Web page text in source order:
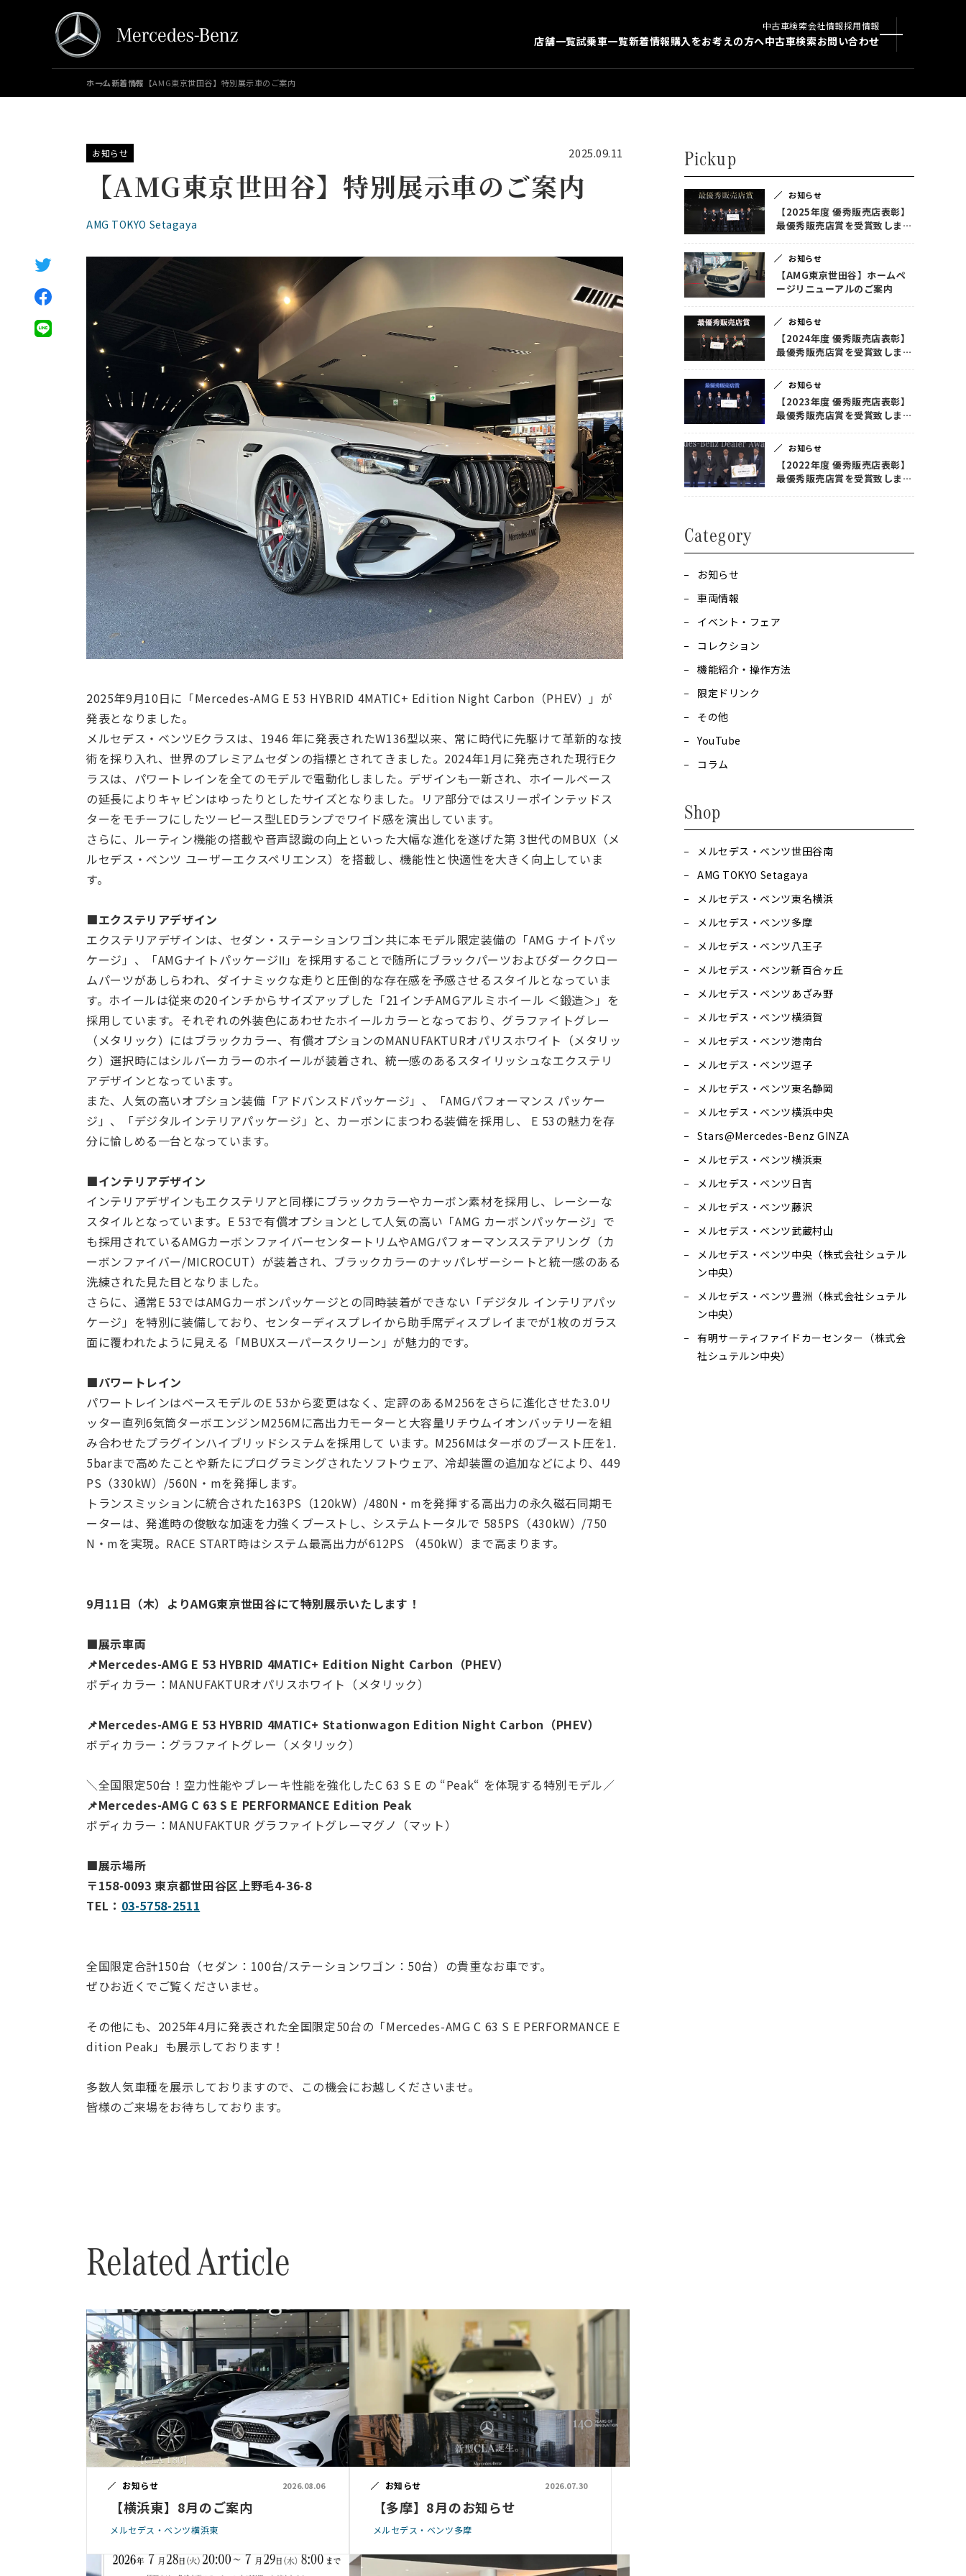
中古車検索会社情報採用情報
店舗一覧試乗車一覧新着情報購入をお考えの方へ中古車検索お問い合わせ
ホーム新着情報 【AMG東京世田谷】特別展示車のご案内
お知らせ 2025.09.11
【AMG東京世田谷】特別展示車のご案内
AMG TOKYO Setagaya
2025年9月10日に「Mercedes-AMG E 53 HYBRID 4MATIC+ Edition Night Carbon（PHEV）」が
発表となりました。
メルセデス・ベンツEクラスは、1946 年に発表されたW136型以来、常に時代に先駆けて革新的な技
術を採り入れ、世界のプレミアムセダンの指標とされてきました。2024年1月に発売された現行Eク
ラスは、パワートレインを全てのモデルで電動化しました。デザインも一新され、ホイールベース
の延長によりキャビンはゆったりとしたサイズとなりました。リア部分ではスリーポインテッドス
ターをモチーフにしたツーピース型LEDランプでワイド感を演出しています。
さらに、ルーティン機能の搭載や音声認識の向上といった大幅な進化を遂げた第 3世代のMBUX（メ
ルセデス・ベンツ ユーザーエクスペリエンス）を搭載し、機能性と快適性を大きく向上していま
す。
■エクステリアデザイン
エクステリアデザインは、セダン・ステーションワゴン共に本モデル限定装備の「AMG ナイトパッ
ケージ」、「AMGナイトパッケージⅡ」を採用することで随所にブラックパーツおよびダーククロー
ムパーツがあしらわれ、ダイナミックな走りと圧倒的な存在感を予感させるスタイルとなっていま
す。ホイールは従来の20インチからサイズアップした「21インチAMGアルミホイール ＜鍛造＞」を
採用しています。それぞれの外装色にあわせたホイールカラーとなっており、グラファイトグレー
（メタリック）にはブラックカラー、有償オプションのMANUFAKTURオパリスホワイト（メタリッ
ク）選択時にはシルバーカラーのホイールが装着され、統一感のあるスタイリッシュなエクステリ
アデザインとなっています。
また、人気の高いオプション装備「アドバンスドパッケージ」、「AMGパフォーマンス パッケー
ジ」、「デジタルインテリアパッケージ」と、カーボンにまつわる装備を採用し、 E 53の魅力を存
分に愉しめる一台となっています。
■インテリアデザイン
インテリアデザインもエクステリアと同様にブラックカラーやカーボン素材を採用し、レーシーな
スタイルとなっています。E 53で有償オプションとして人気の高い「AMG カーボンパッケージ」で
も採用されているAMGカーボンファイバーセンタートリムやAMGパフォーマンスステアリング（カ
ーボンファイバー/MICROCUT）が装着され、ブラックカラーのナッパレザーシートと統一感のある
洗練された見た目となりました。
さらに、通常E 53ではAMGカーボンパッケージとの同時装着ができない「デジタル インテリアパッ
ケージ」を特別に装備しており、センターディスプレイから助手席ディスプレイまでが1枚のガラス
面に覆われたように見える「MBUXスーパースクリーン」が魅力的です。
■パワートレイン
パワートレインはベースモデルのE 53から変更はなく、定評のあるM256をさらに進化させた3.0リ
ッター直列6気筒ターボエンジンM256Mに高出力モーターと大容量リチウムイオンバッテリーを組
み合わせたプラグインハイブリッドシステムを採用して います。M256Mはターボのブースト圧を1.
5barまで高めたことや新たにプログラミングされたソフトウェア、冷却装置の追加などにより、449
PS（330kW）/560N・mを発揮します。
トランスミッションに統合された163PS（120kW）/480N・mを発揮する高出力の永久磁石同期モ
ーターは、発進時の俊敏な加速を力強くブーストし、システムトータルで 585PS（430kW）/750
N・mを実現。RACE START時はシステム最高出力が612PS （450kW）まで高まります。
9月11日（木）よりAMG東京世田谷にて特別展示いたします！
■展示車両
📌Mercedes-AMG E 53 HYBRID 4MATIC+ Edition Night Carbon（PHEV）
ボディカラー：MANUFAKTURオパリスホワイト（メタリック）
📌Mercedes-AMG E 53 HYBRID 4MATIC+ Stationwagon Edition Night Carbon（PHEV）
ボディカラー：グラファイトグレー（メタリック）
＼全国限定50台！空力性能やブレーキ性能を強化したC 63 S E の “Peak“ を体現する特別モデル／
📌Mercedes-AMG C 63 S E PERFORMANCE Edition Peak
ボディカラー：MANUFAKTUR グラファイトグレーマグノ（マット）
■展示場所
〒158-0093 東京都世田谷区上野毛4-36-8
TEL： 03-5758-2511
全国限定合計150台（セダン：100台/ステーションワゴン：50台）の貴重なお車です。
ぜひお近くでご覧くださいませ。
その他にも、2025年4月に発表された全国限定50台の「Mercedes-AMG C 63 S E PERFORMANCE E
dition Peak」も展示しております！
多数人気車種を展示しておりますので、この機会にお越しくださいませ。
皆様のご来場をお待ちしております。
Related Article
お知らせ 2026.08.06
【横浜東】8月のご案内
メルセデス・ベンツ横浜東
お知らせ 2026.07.30
【多摩】8月のお知らせ
メルセデス・ベンツ多摩
Pickup
お知らせ
【2025年度 優秀販売店表彰】
最優秀販売店賞を受賞致しまし
お知らせ
【AMG東京世田谷】ホームペ
ージリニューアルのご案内
お知らせ
【2024年度 優秀販売店表彰】
最優秀販売店賞を受賞致しまし
お知らせ
【2023年度 優秀販売店表彰】
最優秀販売店賞を受賞致しまし
お知らせ
【2022年度 優秀販売店表彰】
最優秀販売店賞を受賞致しまし
Category
お知らせ
車両情報
イベント・フェア
コレクション
機能紹介・操作方法
限定ドリンク
その他
YouTube
コラム
Shop
メルセデス・ベンツ世田谷南
AMG TOKYO Setagaya
メルセデス・ベンツ東名横浜
メルセデス・ベンツ多摩
メルセデス・ベンツ八王子
メルセデス・ベンツ新百合ヶ丘
メルセデス・ベンツあざみ野
メルセデス・ベンツ横須賀
メルセデス・ベンツ港南台
メルセデス・ベンツ逗子
メルセデス・ベンツ東名静岡
メルセデス・ベンツ横浜中央
Stars@Mercedes-Benz GINZA
メルセデス・ベンツ横浜東
メルセデス・ベンツ日吉
メルセデス・ベンツ藤沢
メルセデス・ベンツ武蔵村山
メルセデス・ベンツ中央（株式会社シュテル
ン中央）
メルセデス・ベンツ豊洲（株式会社シュテル
ン中央）
有明サーティファイドカーセンター（株式会
社シュテルン中央）